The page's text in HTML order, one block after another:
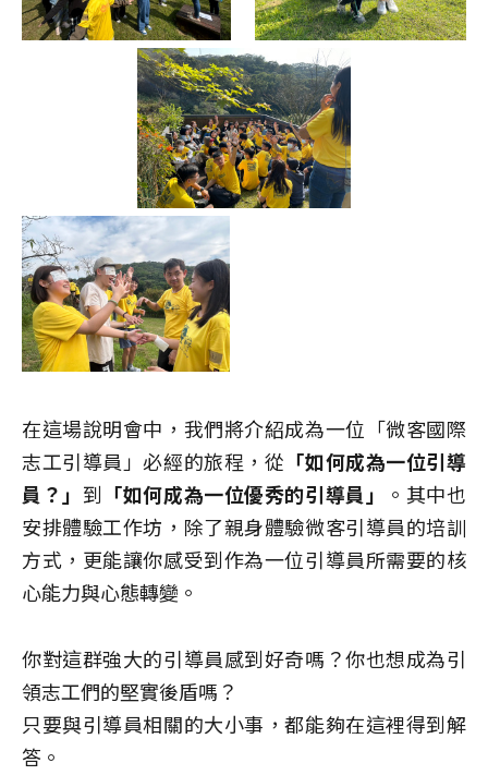
在這場說明會中，我們將介紹成為一位「微客國際
志工引導員」必經的旅程，從 「如何成為一位引導
員？」 到 「如何成為一位優秀的引導員」
。其中也
安排體驗工作坊，除了親身體驗微客引導員的培訓
方式，更能讓你感受到作為一位引導員所需要的核
心能力與心態轉變。
你對這群強大的引導員感到好奇嗎？你也想成為引
領志工們的堅實後盾嗎？
只要與引導員相關的大小事，都能夠在這裡得到解
答。